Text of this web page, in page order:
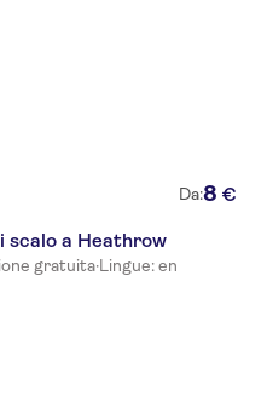
Da:8 €
scalo a Heathrow
gratuita·Lingue: en